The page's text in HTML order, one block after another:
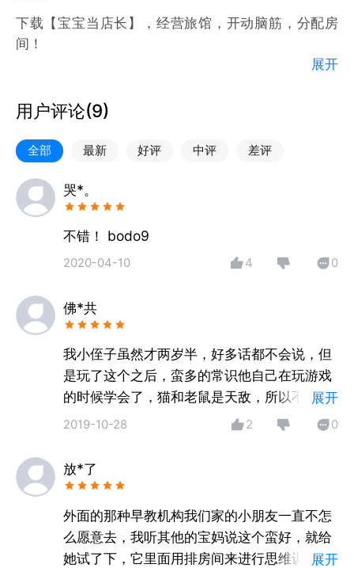
下载【宝宝当店长】，经营旅馆，开动脑筋，分配房
间！
些意外，骨头小姐看到胖狗，吓得哭了起来，老鼠皮皮
看到奶酪先生，不停地流口水……他们都不能住在一
起，这可怎么办呢？开动脑筋帮奇奇想想办法吧！
【脑力锻炼】根据客人之间的关系，巧妙安排住宿！
【丰富关卡】40+任务关卡，收集客人信息，巧妙安排
住宿，化解矛盾！
中了解常识！
【多样激励】收获金币，升级旅馆，解锁宝箱……让宝
宝爱不释手！
【产品特色】
丰富关卡，迎接各种挑战，互动体验更有趣；
点击操作，简单拖拽，为宝宝量身定制！
展开
用户评论(9)
全部 最新 好评 中评 差评
哭*。
不错！ bodo9
2020-04-10 4 0
佛*共
我小侄子虽然才两岁半，好多话都不会说，但
是玩了这个之后，蛮多的常识他自己在玩游戏
的时候学会了，猫和老鼠是天敌，所以不能安
排在一起住宿，还有小狗爱吃骨头也是在这个
好的。
展开
2019-10-28 2 0
放*了
外面的那种早教机构我们家的小朋友一直不怎
么愿意去，我听其他的宝妈说这个蛮好，就给
她试了下，它里面用排房间来进行思维训练确
展开